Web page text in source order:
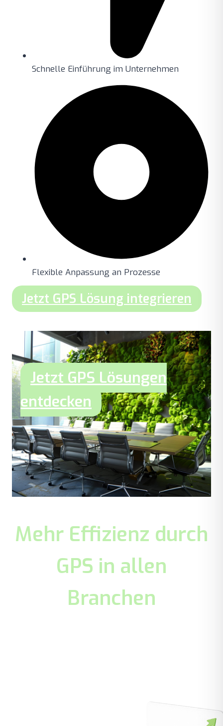
Schnelle Einführung im Unternehmen
Flexible Anpassung an Prozesse
Jetzt GPS Lösung integrieren
Jetzt GPS Lösungen
entdecken
Mehr Effizienz durch
GPS in allen
Branchen